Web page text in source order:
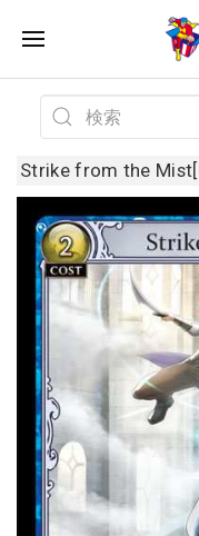
Strike from the